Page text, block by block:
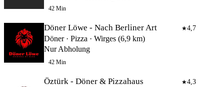
42 Min
Döner Löwe - Nach Berliner Art ★4,7
Döner · Pizza · Wirges (6,9 km)
Nur Abholung
42 Min
Öztürk - Döner & Pizzahaus ★4,3